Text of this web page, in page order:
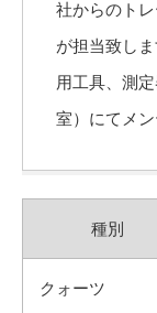
社からのト
が担当致し
用工具、測
室）にてメン
種別
クォーツ